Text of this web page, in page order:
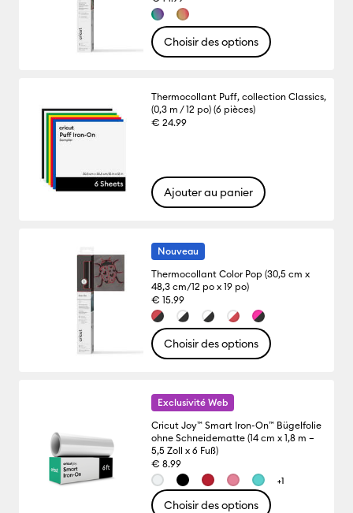
Choisir des options
Thermocollant Puff, collection Classics,
(0,3 m / 12 po) (6 pièces)
€ 24.99
Ajouter au panier
Nouveau
Thermocollant Color Pop (30,5 cm x
48,3 cm/12 po x 19 po)
€ 15.99
Choisir des options
Exclusivité Web
Cricut Joy™ Smart Iron-On™ Bügelfolie
ohne Schneidematte (14 cm x 1,8 m –
5,5 Zoll x 6 Fuß)
€ 8.99
+1
Choisir des options